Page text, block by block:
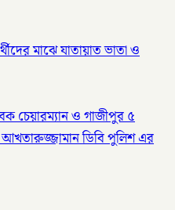
মাঝে যাতায়াত ভাতা ও
চেয়ারম্যান ও গাজীপুর ৫
ডিবি পুলিশ এর